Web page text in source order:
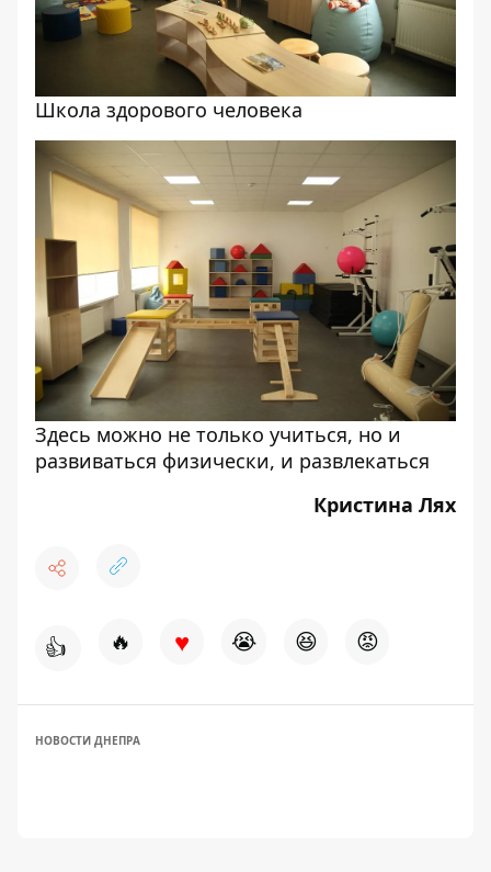
Школа здорового человека
Здесь можно не только учиться, но и
развиваться физически, и развлекаться
Кристина Лях
👍 🔥 ♥ 😭 😆 😡
НОВОСТИ ДНЕПРА